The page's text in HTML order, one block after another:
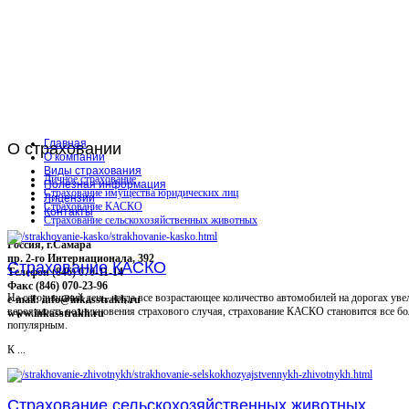
О страховании
Личное страхование
Страхование имущества юридических лиц
Страхование КАСКО
Страхование сельскохозяйственных животных
Россия, г.Самара
пр. 2-го Интернационала, 392
Телефон (846) 070-11-14
Факс (846) 070-23-96
e-mail: info@inkasstrakh.ru
www.inkasstrakh.ru
Главная
О компании
Виды страхования
Полезная информация
Лицензии
Контакты
Страхование КАСКО
На сегодняшний день, когда все возрастающее количество автомобилей на дорогах
вероятность возникновения страхового случая, страхование КАСКО становится все
популярным.
К ...
Страхование сельскохозяйственных животных